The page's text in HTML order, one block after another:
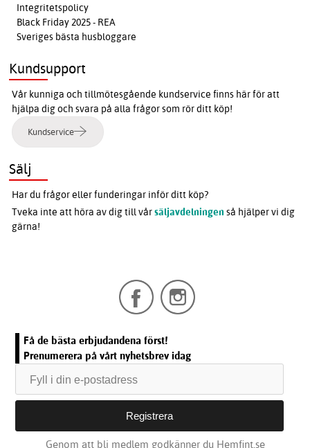
Integritetspolicy
Black Friday 2025 - REA
Sveriges bästa husbloggare
Kundsupport
Vår kunniga och tillmötesgående kundservice finns här för att
hjälpa dig och svara på alla frågor som rör ditt köp!
Kundservice
Sälj
Har du frågor eller funderingar inför ditt köp?
Tveka inte att höra av dig till vårsäljavdelningen så hjälper vi dig
gärna!
Få de bästa erbjudandena först!
Prenumerera på vårt nyhetsbrev idag
Genom att bli medlem godkänner du Hemfint.se